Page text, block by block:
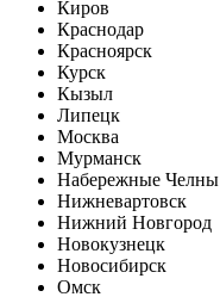
Киров
Краснодар
Красноярск
Курск
Кызыл
Липецк
Москва
Мурманск
Набережные Челны
Нижневартовск
Нижний Новгород
Новокузнецк
Новосибирск
Омск